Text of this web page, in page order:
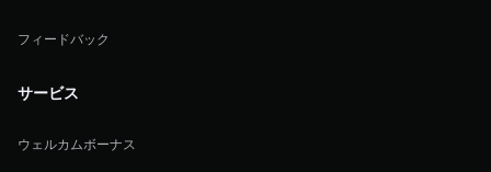
フィードバック
サービス
ウェルカムボーナス